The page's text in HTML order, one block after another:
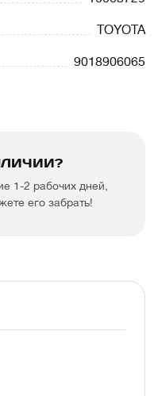
TOYOTA
9018906065
1-2 рабочих дней,
его забрать!